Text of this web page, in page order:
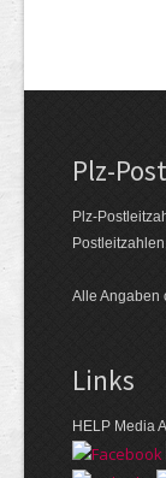
Plz-
Plz-
Alle Angaben
Links
HELP Media